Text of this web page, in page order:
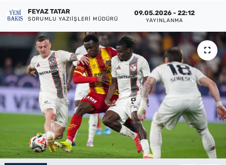
FEYAZ TATAR
SORUMLU YAZIIŞLERI MÜDÜRÜ
09.05.2026 - 22:12
YAYINLANMA